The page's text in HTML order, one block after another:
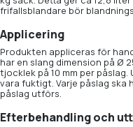
frifallsblandare bör
Applicering
Produkten appliceras för
har en slang dimension på Ø
tjocklek på 10 mm per
vara fuktigt. Varje påslag
påslag utförs.
Efterbehandling och